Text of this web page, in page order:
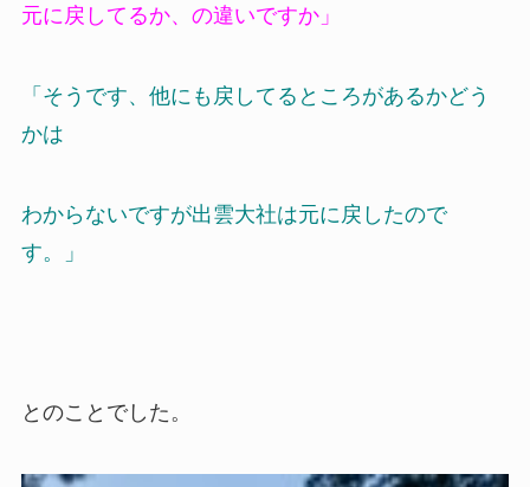
元に戻してるか、の違いですか」
「そうです、他にも戻してるところがあるかどう
かは
わからないですが出雲大社は元に戻したので
す。」
とのことでした。